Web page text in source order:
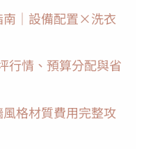
南｜設備配置×洗衣
行情、預算分配與省
格材質費用完整攻